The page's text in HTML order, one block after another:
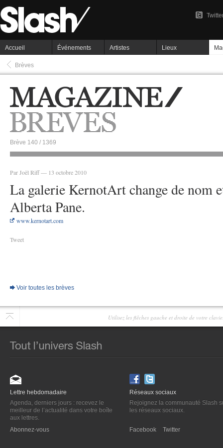
Accueil Événements Artistes Lieux
Brèves
Brève 140 / 1369
Par Joël Riff — 13 octobre 2010
La galerie KernotArt change de nom
Alberta Pane.
www.kernotart.com
Tweet
Voir toutes les brèves
Utilisez les flêches gauche et droite de votre
Lettre hebdomadaire
Agenda, derniers jours : recevez le
meilleur de l’actualité dans votre boîte
aux lettres.
Abonnez-vous
Réseaux sociaux
Rejoignez la communauté Slash
les réseaux sociaux.
Facebook Twitter